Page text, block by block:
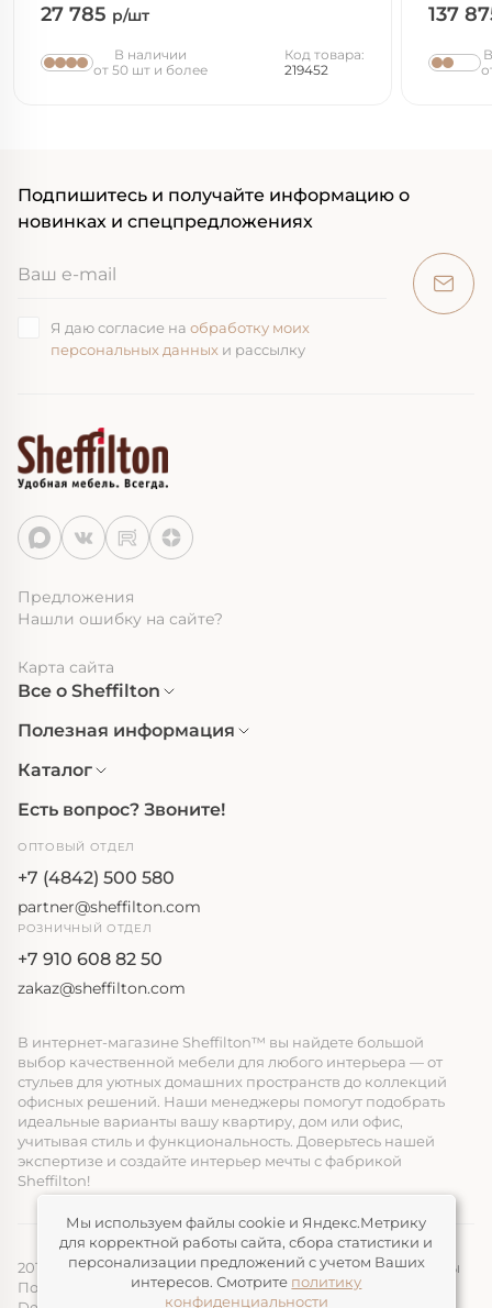
27 785 р/шт
В наличии
от 50 шт и более
Код товара:
219452
137
Подпишитесь и получайте информацию о
новинках и спецпредложениях
Я даю согласие на обработку моих
персональных данных и рассылку
Предложения
Нашли ошибку на сайте?
Карта сайта
Все о Sheffilton
Полезная информация
Каталог
Есть вопрос? Звоните!
ОПТОВЫЙ ОТДЕЛ
+7 (4842) 500 580
partner@sheffilton.com
РОЗНИЧНЫЙ ОТДЕЛ
+7 910 608 82 50
zakaz@sheffilton.com
В интернет-магазине Sheffilton™ вы найдете большой
выбор качественной мебели для любого интерьера — от
стульев для уютных домашних пространств до коллекций
офисных решений. Наши менеджеры помогут подобрать
идеальные варианты вашу квартиру, дом или офис,
учитывая стиль и функциональность. Доверьтесь нашей
экспертизе и создайте интерьер мечты с фабрикой
Sheffilton!
2014-2026, ООО «ЭЛМАТ», Sheffilton™ Все права защищены
Политика конфиденциальности
Мы используем файлы cookie и Яндекс.Метрику
для корректной работы сайта, сбора статистики и
персонализации предложений с учетом Ваших
интересов. Смотрите политику
конфиденциальности